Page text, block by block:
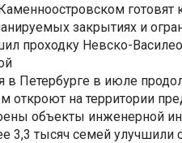
готовят
закрытиях и
проходку Невско-
в Петербурге в июле
откроют на территории
объекты инженерной
3,3 тысяч семей